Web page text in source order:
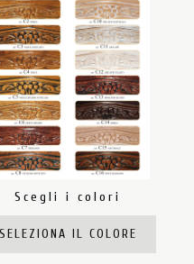
Scegli i colori
SELEZIONA IL COLORE